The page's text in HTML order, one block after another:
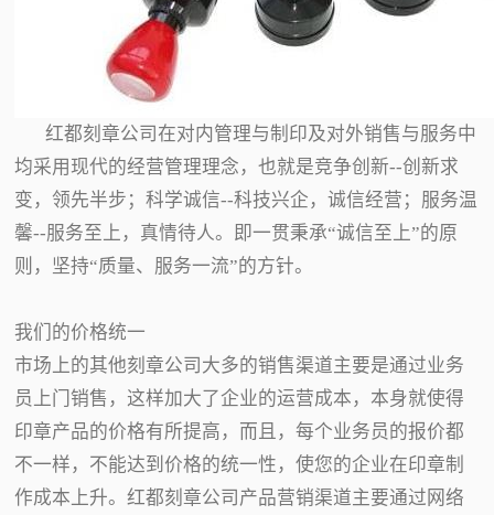
红都刻章公司在对内管理与制印及对外销售与服务中
均采用现代的经营管理理念，也就是竞争创新--创新求
变，领先半步；科学诚信--科技兴企，诚信经营；服务温
馨--服务至上，真情待人。即一贯秉承“诚信至上”的原
则，坚持“质量、服务一流”的方针。
我们的价格统一
市场上的其他刻章公司大多的销售渠道主要是通过业务
员上门销售，这样加大了企业的运营成本，本身就使得
印章产品的价格有所提高，而且，每个业务员的报价都
不一样，不能达到价格的统一性，使您的企业在印章制
作成本上升。红都刻章公司产品营销渠道主要通过网络